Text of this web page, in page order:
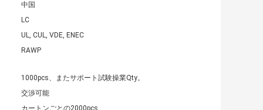
中国
LC
UL, CUL, VDE, ENEC
RAWP
1000pcs、またサポート試験操業Qty。
交渉可能